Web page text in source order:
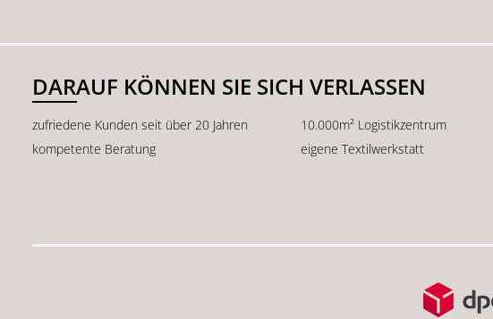
DARAUF KÖNNEN SIE SICH VERLASSEN
zufriedene Kunden seit über 20 Jahren
10.000m² Logistikzentrum
kompetente Beratung
eigene Textilwerkstatt